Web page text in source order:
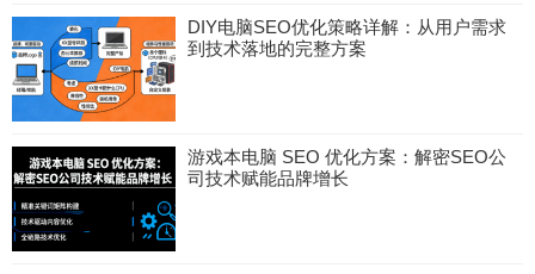
DIY电脑SEO优化策略详解：从用户需求
到技术落地的完整方案
游戏本电脑 SEO 优化方案：解密SEO公
司技术赋能品牌增长